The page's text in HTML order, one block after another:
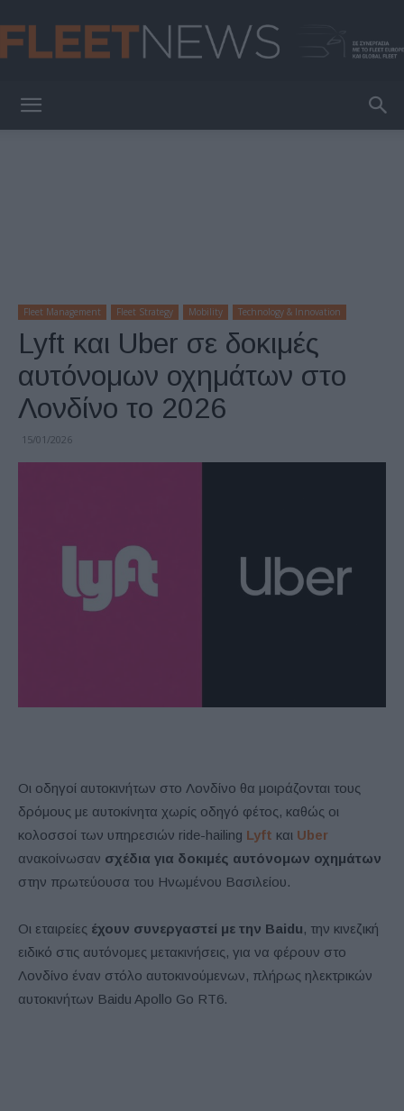
Fleet Management Fleet Strategy Mobility Technology & Innovation
Lyft και Uber σε δοκιμές
αυτόνομων οχημάτων στο
Λονδίνο το 2026
15/01/2026
Οι οδηγοί αυτοκινήτων στο Λονδίνο θα μοιράζονται τους
δρόμους με αυτοκίνητα χωρίς οδηγό φέτος, καθώς οι
κολοσσοί των υπηρεσιών ride-hailing Lyft και Uber
ανακοίνωσαν σχέδια για δοκιμές αυτόνομων οχημάτων
στην πρωτεύουσα του Ηνωμένου Βασιλείου.
Οι εταιρείες έχουν συνεργαστεί με την Baidu, την κινεζική
ειδικό στις αυτόνομες μετακινήσεις, για να φέρουν στο
Λονδίνο έναν στόλο αυτοκινούμενων, πλήρως ηλεκτρικών
αυτοκινήτων Baidu Apollo Go RT6.